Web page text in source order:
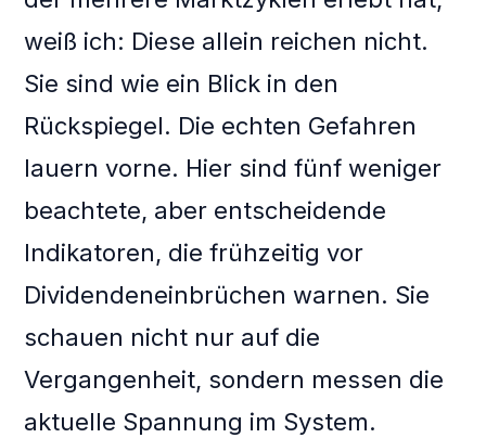
weiß ich: Diese allein reichen nicht.
Sie sind wie ein Blick in den
Rückspiegel. Die echten Gefahren
lauern vorne. Hier sind fünf weniger
beachtete, aber entscheidende
Indikatoren, die frühzeitig vor
Dividendeneinbrüchen warnen. Sie
schauen nicht nur auf die
Vergangenheit, sondern messen die
aktuelle Spannung im System.